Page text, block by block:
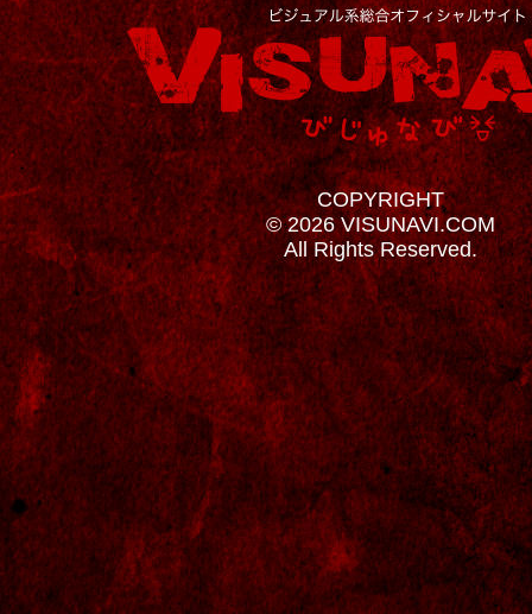
COPYRIGHT
© 2026 VISUNAVI.COM
All Rights Reserved.